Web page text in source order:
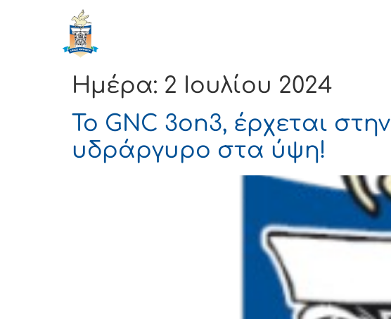
Ημέρα: 2 Ιουλίου 2024
Το GNC 3on3, έρχεται
υδράργυρο στα ύψη!